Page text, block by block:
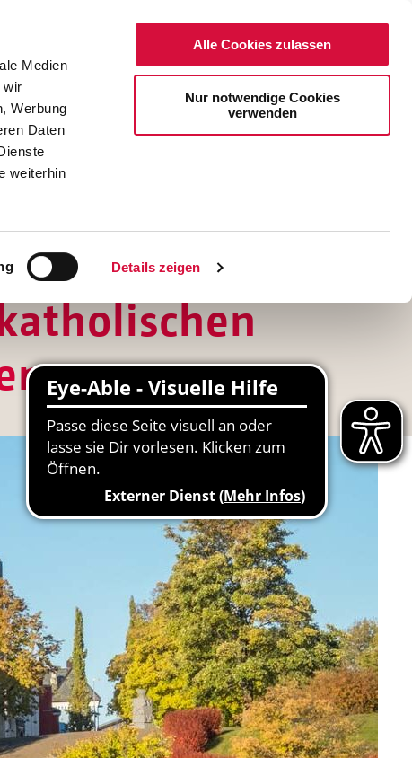
Medien
wir
Werbung
Daten
weiterhin
Details zeigen
Alle Cookies zulassen
Nur notwendige Cookies
verwenden